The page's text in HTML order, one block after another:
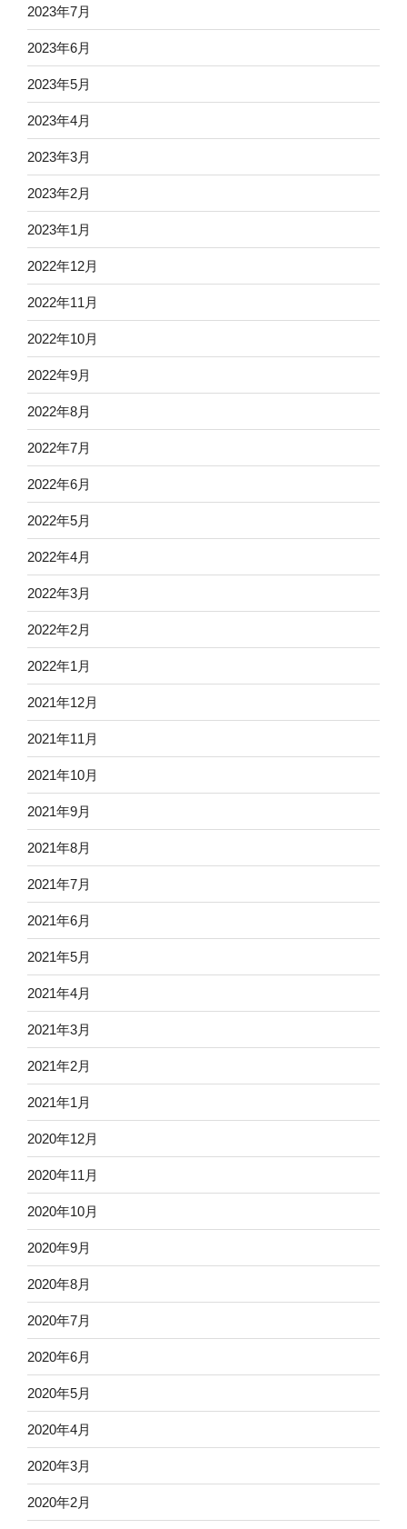
2023年7月
2023年6月
2023年5月
2023年4月
2023年3月
2023年2月
2023年1月
2022年12月
2022年11月
2022年10月
2022年9月
2022年8月
2022年7月
2022年6月
2022年5月
2022年4月
2022年3月
2022年2月
2022年1月
2021年12月
2021年11月
2021年10月
2021年9月
2021年8月
2021年7月
2021年6月
2021年5月
2021年4月
2021年3月
2021年2月
2021年1月
2020年12月
2020年11月
2020年10月
2020年9月
2020年8月
2020年7月
2020年6月
2020年5月
2020年4月
2020年3月
2020年2月